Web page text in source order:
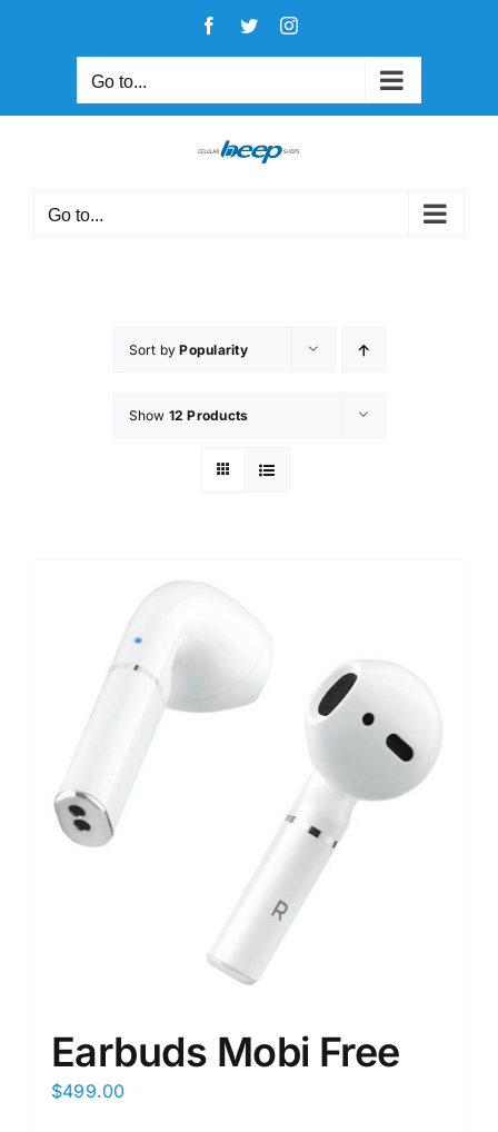
Facebook
TwitterInstagram
Go to...
Go to...
Sort byPopularity
Show 12 Products
Earbuds Mobi Free
$499.00